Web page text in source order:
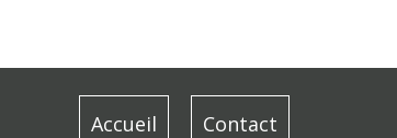
Accueil Contact